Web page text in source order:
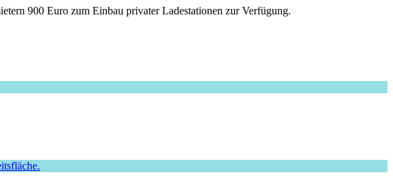
900 Euro zum Einbau privater Ladestationen zur Verfügung.